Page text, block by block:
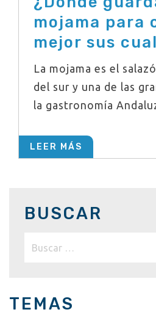
mojama para
mejor sus
La mojama es el
del sur y una de las
la gastronomía
LEER MÁS
BUSCAR
TEMAS